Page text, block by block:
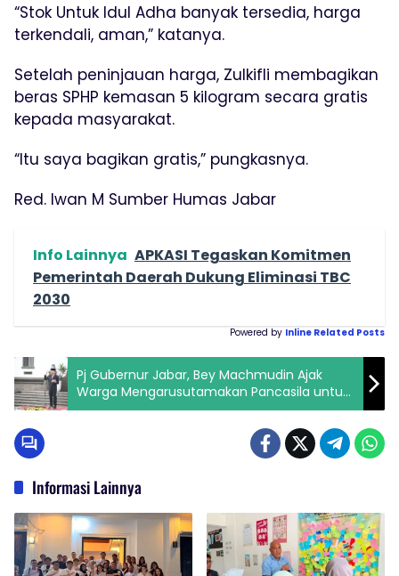
“Stok Untuk Idul Adha banyak tersedia, harga
terkendali, aman,” katanya.
Setelah peninjauan harga, Zulkifli membagikan
beras SPHP kemasan 5 kilogram secara gratis
kepada masyarakat.
“Itu saya bagikan gratis,” pungkasnya.
Red. Iwan M Sumber Humas Jabar
Info Lainnya APKASI Tegaskan Komitmen
Pemerintah Daerah Dukung Eliminasi TBC
2030
Powered by Inline Related Posts
Pj Gubernur Jabar, Bey Machmudin Ajak
Warga Mengarusutamakan Pancasila untuk
Jawab Tantangan
Informasi Lainnya